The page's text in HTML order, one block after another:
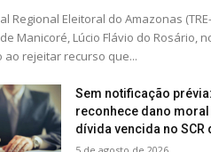
Regional Eleitoral do Amazonas
Manicoré, Lúcio Flávio do Rosário,
ao rejeitar recurso que...
Sem notificação
reconhece dano
dívida vencida no SCR